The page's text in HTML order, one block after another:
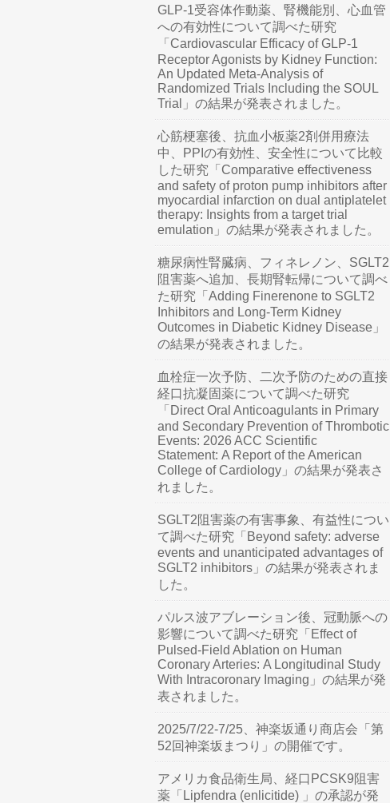
GLP-1受容体作動薬、腎機能別、心血管
への有効性について調べた研究
「Cardiovascular Efficacy of GLP-1
Receptor Agonists by Kidney Function:
An Updated Meta-Analysis of
Randomized Trials Including the SOUL
Trial」の結果が発表されました。
心筋梗塞後、抗血小板薬2剤併用療法
中、PPIの有効性、安全性について比較
した研究「Comparative effectiveness
and safety of proton pump inhibitors after
myocardial infarction on dual antiplatelet
therapy: Insights from a target trial
emulation」の結果が発表されました。
糖尿病性腎臓病、フィネレノン、SGLT2
阻害薬へ追加、長期腎転帰について調べ
た研究「Adding Finerenone to SGLT2
Inhibitors and Long-Term Kidney
Outcomes in Diabetic Kidney Disease」
の結果が発表されました。
血栓症一次予防、二次予防のための直接
経口抗凝固薬について調べた研究
「Direct Oral Anticoagulants in Primary
and Secondary Prevention of Thrombotic
Events: 2026 ACC Scientific
Statement: A Report of the American
College of Cardiology」の結果が発表さ
れました。
SGLT2阻害薬の有害事象、有益性につい
て調べた研究「Beyond safety: adverse
events and unanticipated advantages of
SGLT2 inhibitors」の結果が発表されま
した。
パルス波アブレーション後、冠動脈への
影響について調べた研究「Effect of
Pulsed-Field Ablation on Human
Coronary Arteries: A Longitudinal Study
With Intracoronary Imaging」の結果が発
表されました。
2025/7/22-7/25、神楽坂通り商店会「第
52回神楽坂まつり」の開催です。
アメリカ食品衛生局、経口PCSK9阻害
薬「Lipfendra (enlicitide) 」の承認が発